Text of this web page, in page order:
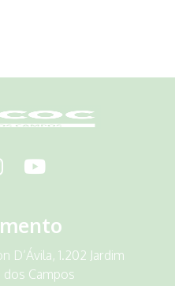
1.202 Jardim
dos Campos